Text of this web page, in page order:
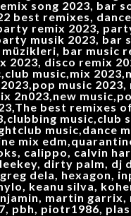
song 2023, bar
best remixes, dance
remix 2023,
musik 2023, bar
bar music
disco remix
music,mix
music 2023,
2n023,new
best remixes
music,club
music,dance
mix
calippo, calvin
dirty palm, dj
dela, hexagon,
keanu silva,
martin garrix,
pbh, piotr1986,